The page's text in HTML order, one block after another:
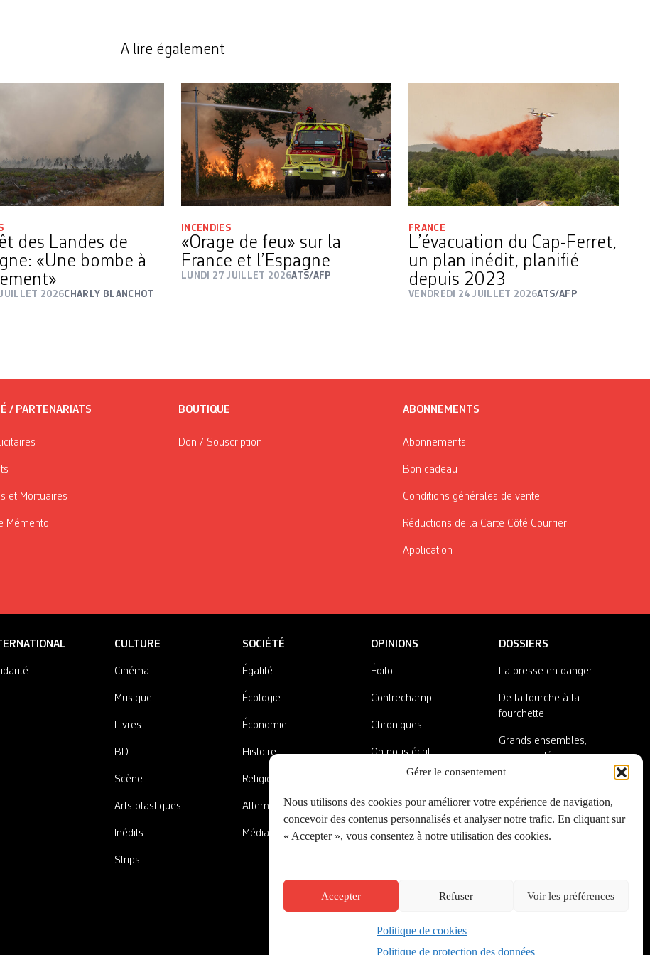
Gérer le consentement
Nous utilisons des cookies pour améliorer votre expérience de navigation,
concevoir des contenus personnalisés et analyser notre trafic. En cliquant sur
« Accepter », vous consentez à notre utilisation des cookies.
Accepter Refuser Voir les préférences
Politique de cookies
Politique de protection des données
A lire également
des Landes de
«Une bombe à
2026CHARLY BLANCHOT
INCENDIES
«Orage de feu» sur la
France et l’Espagne
LUNDI 27 JUILLET 2026ATS/AFP
FRANCE
L’évacuation du Cap-Ferret,
un plan inédit, planifié
depuis 2023
VENDREDI 24 JUILLET 2026ATS/AFP
/ PARTENARIATS
et Mortuaires
Mémento
BOUTIQUE
Don / Souscription
ABONNEMENTS
Abonnements
Bon cadeau
Conditions générales de vente
Réductions de la Carte Côté Courrier
Application
CULTURE
Cinéma
Musique
Livres
BD
Scène
Arts plastiques
Inédits
Strips
SOCIÉTÉ
Égalité
Écologie
Économie
Histoire
Religions
Alternatives
Médias
OPINIONS
Édito
Contrechamp
Chroniques
On nous écrit
A côté de la plaque
DOSSIERS
La presse en danger
De la fourche à la
fourchette
Grands ensembles,
grandes idées
Créé par